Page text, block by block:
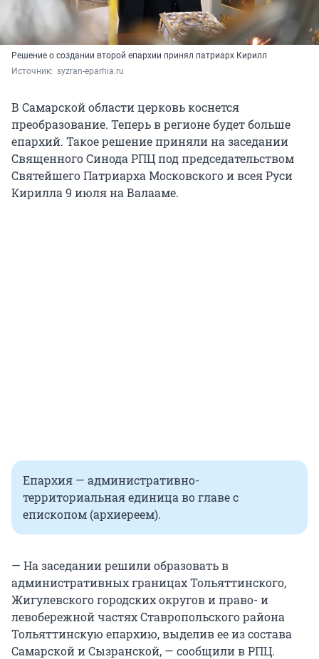
Решение о создании второй епархии принял патриарх Кирилл
Источник: syzran-eparhia.ru
В Самарской области церковь коснется
преобразование. Теперь в регионе будет больше
епархий. Такое решение приняли на заседании
Священного Синода РПЦ под председательством
Святейшего Патриарха Московского и всея Руси
Кирилла 9 июля на Валааме.
Епархия — административно-
территориальная единица во главе с
епископом (архиереем).
— На заседании решили образовать в
административных границах Тольяттинского,
Жигулевского городских округов и право- и
левобережной частях Ставропольского района
Тольяттинскую епархию, выделив ее из состава
Самарской и Сызранской, — сообщили в РПЦ.